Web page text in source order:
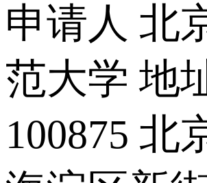
申请人 北
范大学 地
100875 北